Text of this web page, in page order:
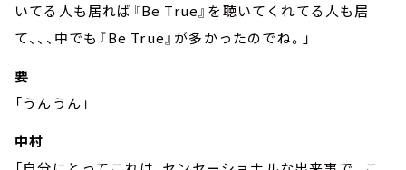
いてる人も居れば『Be True』を聴いてくれてる人も居
て、、、中でも『Be True』が多かったのでね。」
要
「うんうん」
中村